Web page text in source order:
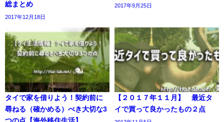
総まとめ
2017年12月18日
2017年9月25日
タイで家を借りよう！契約前に
尋ねる（確かめる）べき大切な3
つの点【海外移住生活】
【２０１７年１１月】 最近タ
イで買って良かったもの２点